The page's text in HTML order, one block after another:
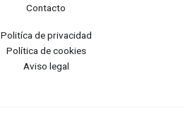
Contacto
Politíca de privacidad
Política de cookies
Aviso legal